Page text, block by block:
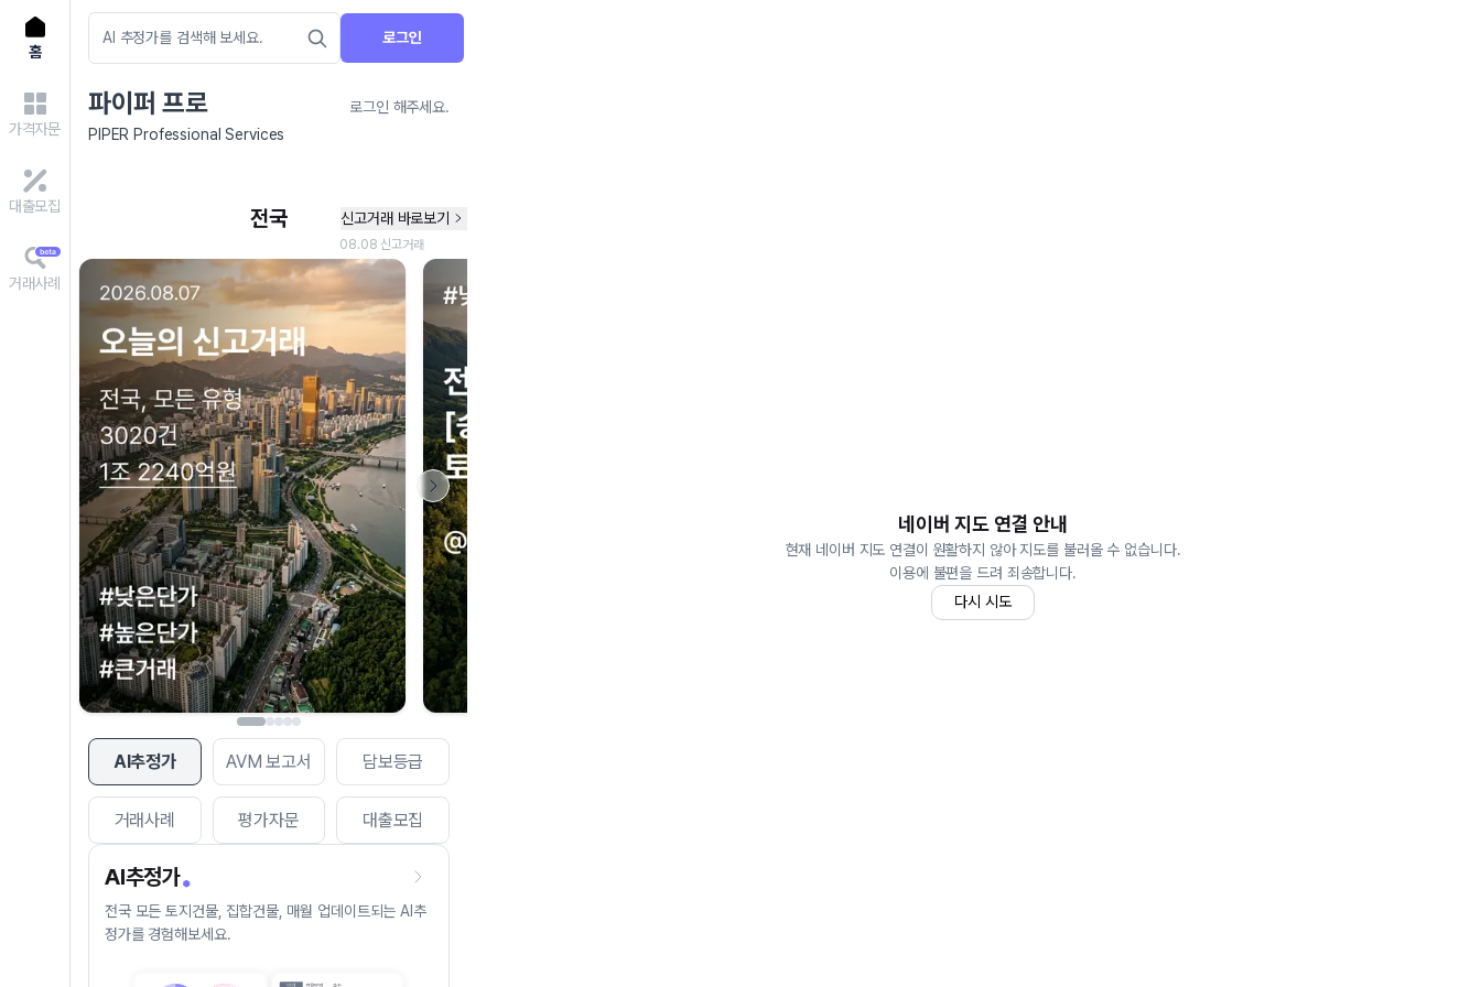
홈
가격자문
대출모집
거래사례
로그인
파이퍼 프로
로그인 해주세요.
PIPER Professional Services
AI추정가 AVM 보고서 담보등급
거래사례 평가자문 대출모집
AI추정가
전국 모든 토지건물, 집합건물, 매월 업데이트되는 AI추
정가를 경험해보세요.
네이버 지도 연결 안내
현재 네이버 지도 연결이 원활하지 않아 지도를 불러올 수 없습니다.
이용에 불편을 드려 죄송합니다.
다시 시도